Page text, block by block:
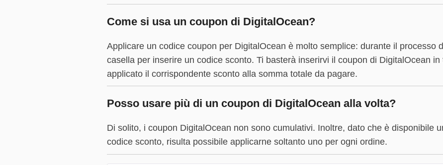
Come si usa un coupon di DigitalOcean?
Applicare un codice coupon per DigitalOcean è molto semplice: durante il processo
casella per inserire un codice sconto. Ti basterà inserirvi il coupon di DigitalOcean
applicato il corrispondente sconto alla somma totale da pagare.
Posso usare più di un coupon di DigitalOcean alla volta?
Di solito, i coupon DigitalOcean non sono cumulativi. Inoltre, dato che è disponibile
codice sconto, risulta possibile applicarne soltanto uno per ogni ordine.